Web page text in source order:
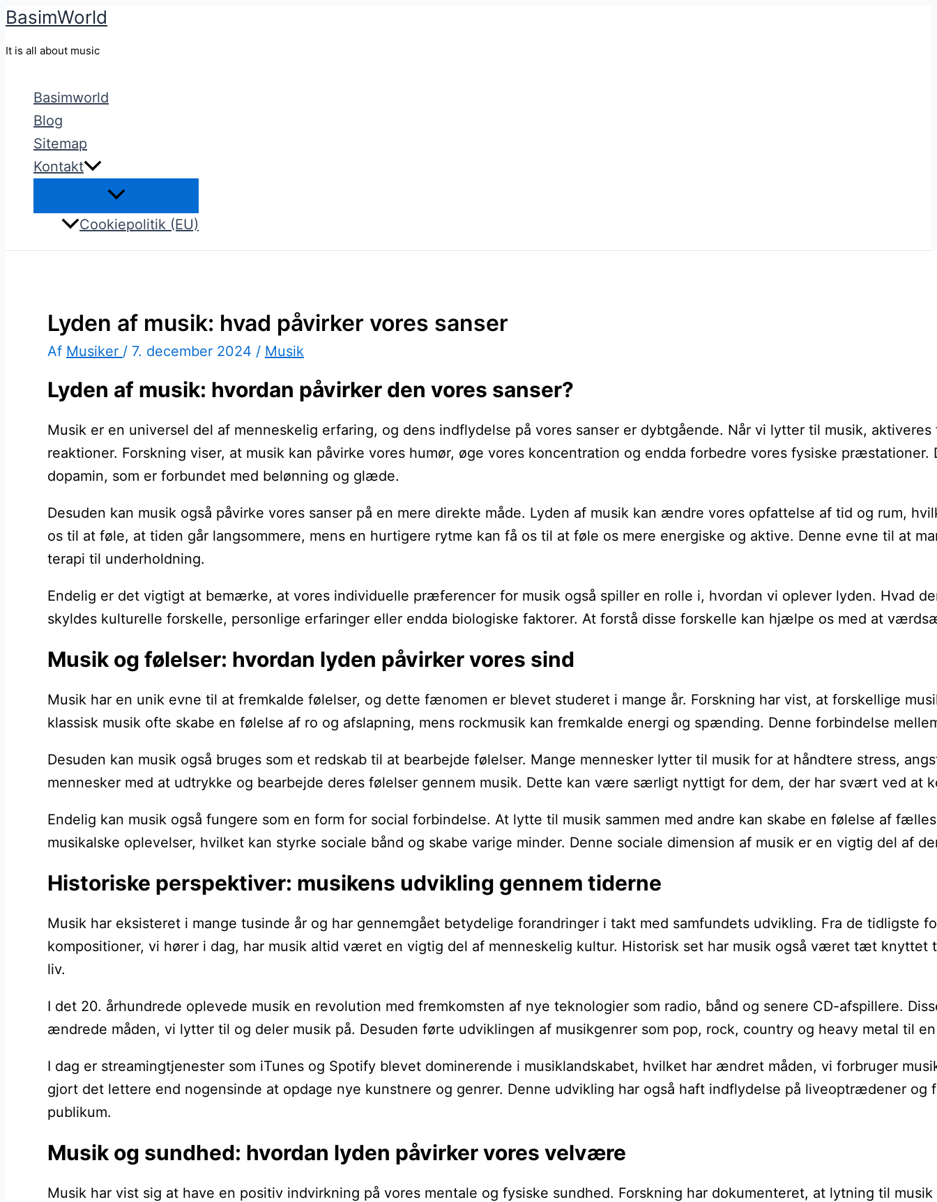
Gå
BasimWorld
It is all about music
Basimworld
Blog
Sitemap
Kontakt
Cookiepolitik (EU)
Lyden af musik: hvad påvirker vores sanser
Af Musiker / 7. december 2024 / Musik
Lyden af musik: hvordan påvirker den vores sanser?
Musik er en universel del af menneskelig erfaring, og dens indflydelse på vores sanser er dybtgående. Når vi lytter til musik,
reaktioner. Forskning viser, at musik kan påvirke vores humør, øge vores koncentration og endda forbedre vores fysiske
dopamin, som er forbundet med belønning og glæde.
Desuden kan musik også påvirke vores sanser på en mere direkte måde. Lyden af musik kan ændre vores opfattelse af tid og rum,
os til at føle, at tiden går langsommere, mens en hurtigere rytme kan få os til at føle os mere energiske og aktive. Denne evne til at
terapi til underholdning.
Endelig er det vigtigt at bemærke, at vores individuelle præferencer for musik også spiller en rolle i, hvordan vi oplever lyden. Hvad
skyldes kulturelle forskelle, personlige erfaringer eller endda biologiske faktorer. At forstå disse forskelle kan hjælpe os med at
Musik og følelser: hvordan lyden påvirker vores sind
Musik har en unik evne til at fremkalde følelser, og dette fænomen er blevet studeret i mange år. Forskning har vist, at forskellige
klassisk musik ofte skabe en følelse af ro og afslapning, mens rockmusik kan fremkalde energi og spænding. Denne forbindelse
Desuden kan musik også bruges som et redskab til at bearbejde følelser. Mange mennesker lytter til musik for at håndtere stress,
mennesker med at udtrykke og bearbejde deres følelser gennem musik. Dette kan være særligt nyttigt for dem, der har svært ved at
Endelig kan musik også fungere som en form for social forbindelse. At lytte til musik sammen med andre kan skabe en følelse af
musikalske oplevelser, hvilket kan styrke sociale bånd og skabe varige minder. Denne sociale dimension af musik er en vigtig del af
Historiske perspektiver: musikens udvikling gennem tiderne
Musik har eksisteret i mange tusinde år og har gennemgået betydelige forandringer i takt med samfundets udvikling. Fra de tidligste
kompositioner, vi hører i dag, har musik altid været en vigtig del af menneskelig kultur. Historisk set har musik også været tæt
liv.
I det 20. århundrede oplevede musik en revolution med fremkomsten af nye teknologier som radio, bånd og senere CD-afspillere.
ændrede måden, vi lytter til og deler musik på. Desuden førte udviklingen af musikgenrer som pop, rock, country og heavy metal til
I dag er streamingtjenester som iTunes og Spotify blevet dominerende i musiklandskabet, hvilket har ændret måden, vi forbruger
gjort det lettere end nogensinde at opdage nye kunstnere og genrer. Denne udvikling har også haft indflydelse på liveoptrædener
publikum.
Musik og sundhed: hvordan lyden påvirker vores velvære
Musik har vist sig at have en positiv indvirkning på vores mentale og fysiske sundhed. Forskning har dokumenteret, at lytning til